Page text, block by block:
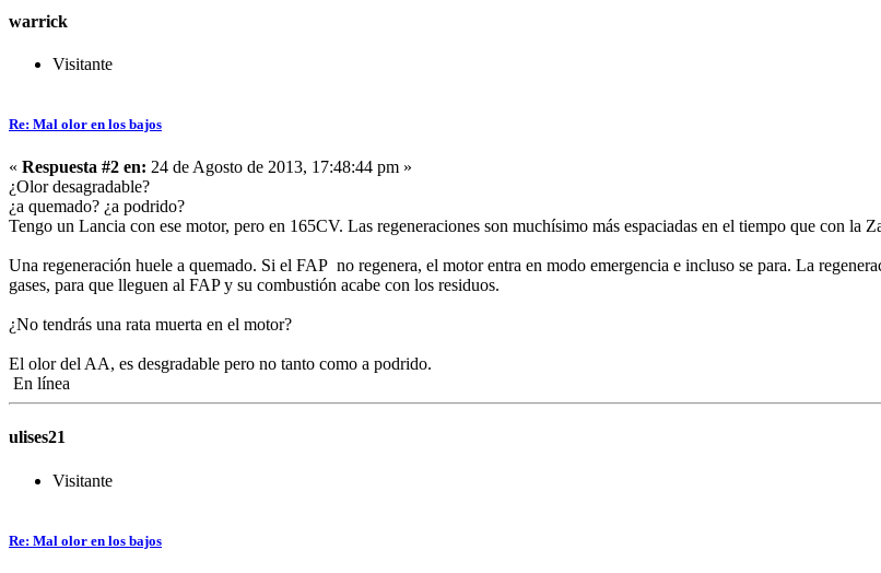
warrick
Visitante
Re: Mal olor en los bajos
« Respuesta #2 en: 24 de Agosto de 2013, 17:48:44 pm »
¿Olor desagradable?
¿a quemado? ¿a podrido?
Tengo un Lancia con ese motor, pero en 165CV. Las regeneraciones son muchísimo más espaciadas en el tiempo que con la
Una regeneración huele a quemado. Si el FAP no regenera, el motor entra en modo emergencia e incluso se para. La
gases, para que lleguen al FAP y su combustión acabe con los residuos.
¿No tendrás una rata muerta en el motor?
El olor del AA, es desgradable pero no tanto como a podrido.
En línea
ulises21
Visitante
Re: Mal olor en los bajos